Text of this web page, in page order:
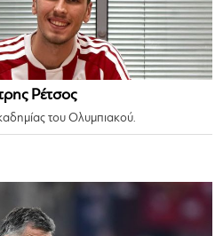
Ρέτσος
του Ολυμπιακού.